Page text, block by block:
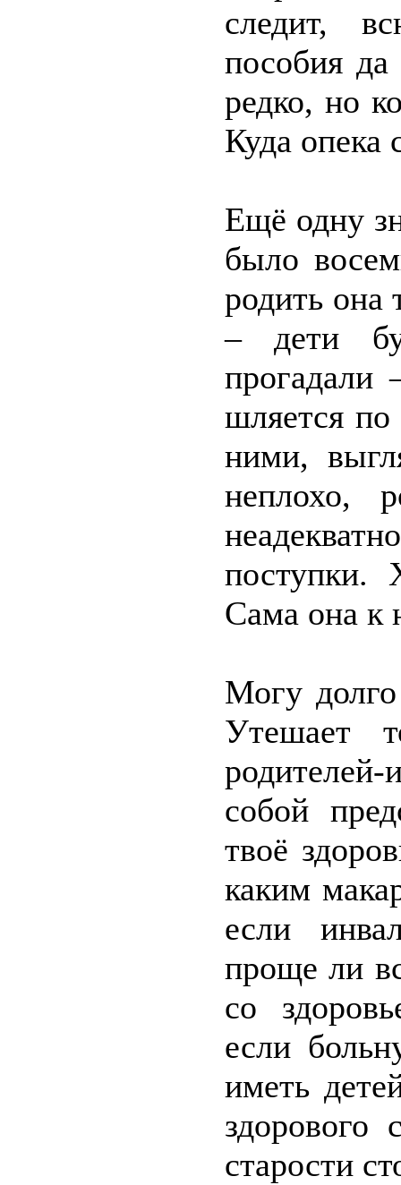
следит,
пособия
редко, но
Куда опека
Ещё одну
было
родить она
– дети
прогадали
шляется по
ними,
неплохо,
поступки.
Сама она к
Могу
Утешает
родителей-
собой
твоё
каким
если
проще ли
со
если
иметь
здорового
старости